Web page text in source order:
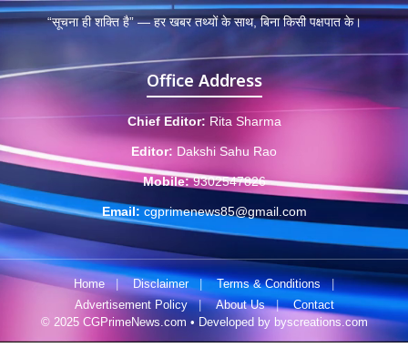
“सूचना ही शक्ति है” — हर खबर तथ्यों के साथ, बिना किसी पक्षपात के।
Office Address
Chief Editor: Rita Sharma
Editor: Dakshi Sahu Rao
Mobile: 9302547826
Email: cgprimenews85@gmail.com
Home Disclaimer Terms & Conditions
|
Advertisement Policy
| About Us |
Contact
© 2025 CGPrimeNews.com • Developed by byscreations.com